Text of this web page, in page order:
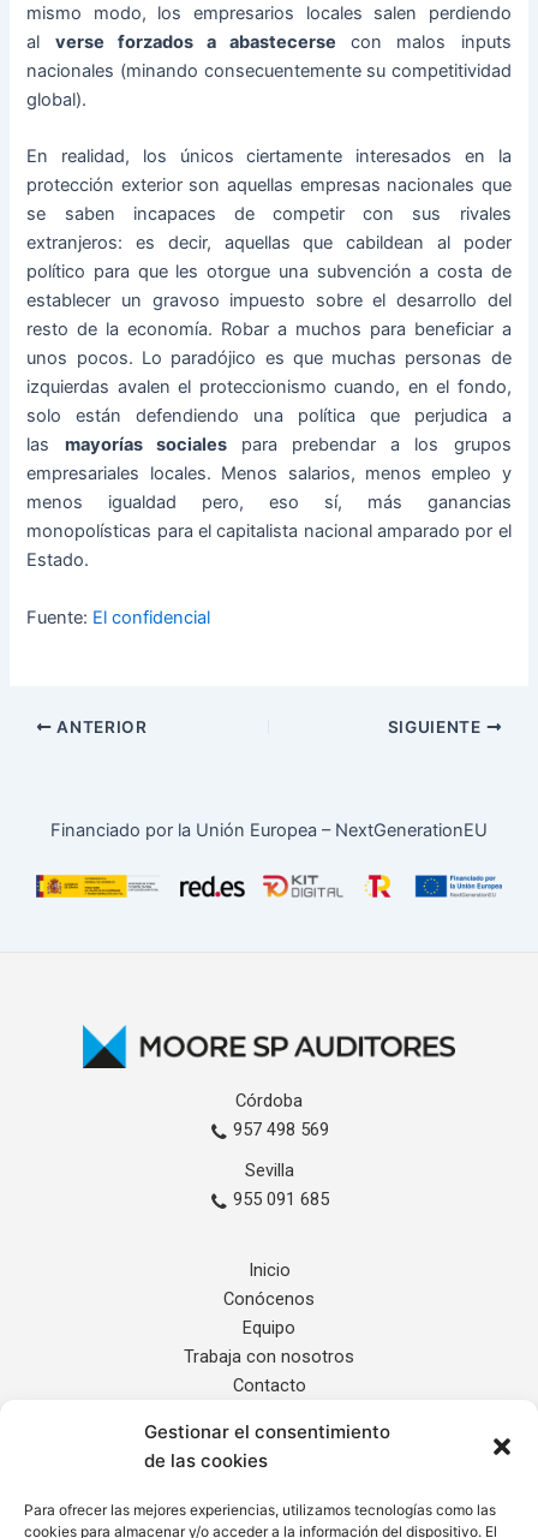
Gestionar el consentimiento
de las cookies
Para ofrecer las mejores experiencias, utilizamos tecnologías como las
cookies para almacenar y/o acceder a la información del dispositivo. El
mismo modo, los empresarios locales salen perdiendo
al verse forzados a abastecerse con malos inputs
nacionales (minando consecuentemente su competitividad
global).
En realidad, los únicos ciertamente interesados en la
protección exterior son aquellas empresas nacionales que
se saben incapaces de competir con sus rivales
extranjeros: es decir, aquellas que cabildean al poder
político para que les otorgue una subvención a costa de
establecer un gravoso impuesto sobre el desarrollo del
resto de la economía. Robar a muchos para beneficiar a
unos pocos. Lo paradójico es que muchas personas de
izquierdas avalen el proteccionismo cuando, en el fondo,
solo están defendiendo una política que perjudica a
las mayorías socialespara prebendar a los grupos
empresariales locales. Menos salarios, menos empleo y
menos igualdad pero, eso sí, más ganancias
monopolísticas para el capitalista nacional amparado por el
Estado.
Fuente: El confidencial
ANTERIOR SIGUIENTE
Financiado por la Unión Europea – NextGenerationEU
Córdoba
957 498 569
Sevilla
955 091 685
Inicio
Conócenos
Equipo
Trabaja con nosotros
Contacto
Servicios
Localización